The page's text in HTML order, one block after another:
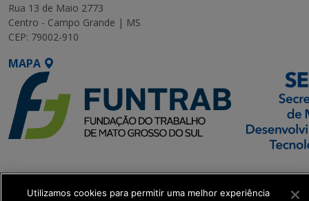
Rua 13 de Maio 2773
Centro - Campo Grande | MS
CEP: 79002-910
MAPA
SETDIG | Secretaria-
Executiva de
Utilizamos cookies para permitir uma melhor experiência